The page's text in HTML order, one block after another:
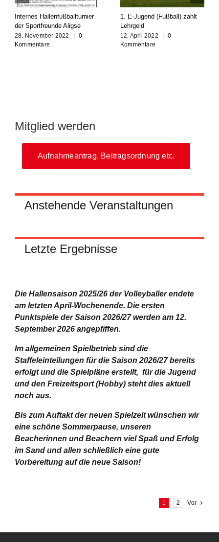
Internes Hallenfußballturnier
der Sportfreunde Aligse
28. November 2022
0
Kommentare
1. E-Jugend (Fußball) zahlt
Lehrgeld
12. April 2022
0
Kommentare
Mitglied werden
Aufnahmeantrag, Beitragsordnung etc.
Anstehende Veranstaltungen
Letzte Ergebnisse
Die Hallensaison 2025/26 der Volleyballer endete
am letzten April-Wochenende. Die ersten
Punktspiele der Saison 2026/27 werden am 12.
September 2026 angepfiffen.
Im allgemeinen Spielbetrieb sind die
Staffeleinteilungen für die Saison 2026/27 bereits
erfolgt und die Spielpläne erstellt, für die Jugend
und den Freizeitsport (Hobby) steht dies aktuell
noch aus.
Bis zum Auftakt der neuen Spielzeit wünschen wir
eine schöne Sommerpause, unseren
Beacherinnen und Beachern viel Spaß und Erfolg
im Sand und allen schließlich eine gute
Vorbereitung auf die neue Saison!
1 2 Vor